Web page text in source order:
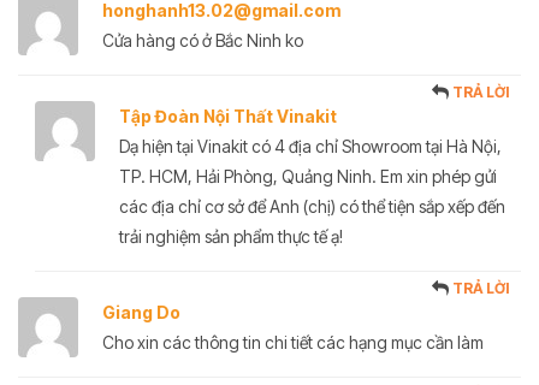
honghanh13.02@gmail.com
Cửa hàng có ở Bắc Ninh ko
Tập Đoàn Nội Thất Vinakit
TRẢ LỜI
Dạ hiện tại Vinakit có 4 địa chỉ Showroom tại Hà Nội,
TP. HCM, Hải Phòng, Quảng Ninh. Em xin phép gửi
các địa chỉ cơ sở để Anh (chị) có thể tiện sắp xếp đến
trải nghiệm sản phẩm thực tế ạ!
Giang Do
TRẢ LỜI
Cho xin các thông tin chi tiết các hạng mục cần làm